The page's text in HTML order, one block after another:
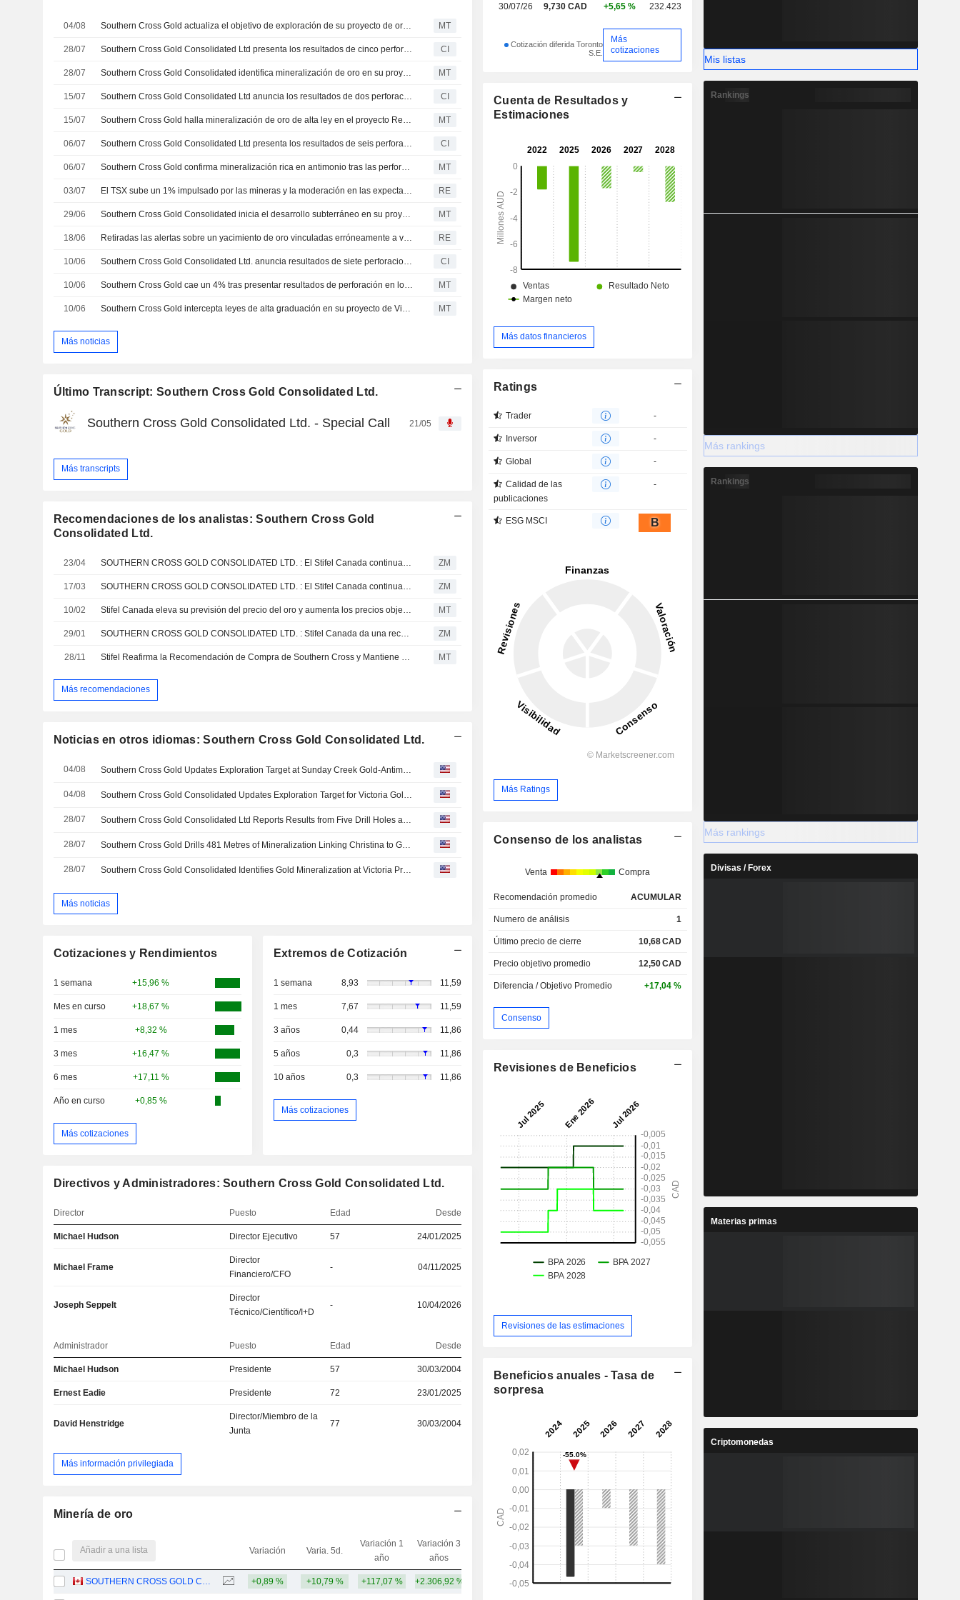
04/08 Southern Cross Gold actualiza el objetivo de exploración de su proyecto de oro y antimonio en Victoria MT
28/07 Southern Cross Gold Consolidated Ltd presenta los resultados de cinco perforaciones en el proyecto de oro y antimonio de Sunday Creek CI
28/07 Southern Cross Gold Consolidated identifica mineralización de oro en su proyecto de Victoria MT
15/07 Southern Cross Gold Consolidated Ltd anuncia los resultados de dos perforaciones en su proyecto Redcastle en Victoria CI
15/07 Southern Cross Gold halla mineralización de oro de alta ley en el proyecto Redcastle en Victoria MT
06/07 Southern Cross Gold Consolidated Ltd presenta los resultados de seis perforaciones en la zona superior del prospecto Golden Dyke, en el proyecto de oro y antimonio Sunday Creek CI
06/07 Southern Cross Gold confirma mineralización rica en antimonio tras las perforaciones en Victoria MT
03/07 El TSX sube un 1% impulsado por las mineras y la moderación en las expectativas de tipos en EE. UU. RE
29/06 Southern Cross Gold Consolidated inicia el desarrollo subterráneo en su proyecto de Victoria MT
18/06 Retiradas las alertas sobre un yacimiento de oro vinculadas erróneamente a varias compañías RE
10/06 Southern Cross Gold Consolidated Ltd. anuncia resultados de siete perforaciones en los prospectos Apollo y Apollo East de su proyecto de oro y antimonio Sunday Creek en Victoria CI
10/06 Southern Cross Gold cae un 4% tras presentar resultados de perforación en los prospectos Apollo y Apollo East MT
10/06 Southern Cross Gold intercepta leyes de alta graduación en su proyecto de Victoria MT
Más noticias
Último Transcript: Southern Cross Gold Consolidated Ltd.
Southern Cross Gold Consolidated Ltd. - Special Call 21/05
Más transcripts
Recomendaciones de los analistas: Southern Cross Gold
Consolidated Ltd.
23/04 ZM
17/03 ZM
10/02 MT
29/01 ZM
28/11 MT
Más recomendaciones
Noticias en otros idiomas: Southern Cross Gold Consolidated Ltd.
04/08 Southern Cross Gold Updates Exploration Target at Sunday Creek Gold-Antimony Project, Victoria, Australia
04/08 Southern Cross Gold Consolidated Updates Exploration Target for Victoria Gold-Antimony Project
28/07 Southern Cross Gold Consolidated Ltd Reports Results from Five Drill Holes at Sunday Creek Gold-Antimony Project
28/07 Southern Cross Gold Drills 481 Metres of Mineralization Linking Christina to Golden Dyke in Westernmost Hole Including 0.8 Metres @ 141.0 g/t Gold
28/07 Southern Cross Gold Consolidated Identifies Gold Mineralization at Victoria Project
Más noticias
Cotizaciones y Rendimientos
1 semana +15,96 %
Mes en curso +18,67 %
1 mes +8,32 %
3 mes +16,47 %
6 mes +17,11 %
Año en curso +0,85 %
Más cotizaciones
Extremos de Cotización
1 semana 8,93 11,59
1 mes 7,67 11,59
3 años 0,44 11,86
5 años 0,3 11,86
10 años 0,3 11,86
Más cotizaciones
Directivos y Administradores: Southern Cross Gold Consolidated Ltd.
Director Puesto Edad Desde
Michael Hudson Director Ejecutivo 57 24/01/2025
Michael Frame
Director
Financiero/CFO
- 04/11/2025
Joseph Seppelt
Director
Técnico/Científico/I+D
- 10/04/2026
Administrador Puesto Edad Desde
Michael Hudson Presidente 57 30/03/2004
Ernest Eadie Presidente 72 23/01/2025
David Henstridge
Director/Miembro de la
Junta
77 30/03/2004
Más información privilegiada
Minería de oro
Añadir a una lista Variación Varia. 5d.
Variación 1
año
Variación 3
años
Capi.($)
+0,89 % +10,79 % +117,07 % +2.306,92 % 2052,29 M
30/07/26 9,730 CAD +5,65 % 232.423
Cotización diferida Toronto
S.E.
Más
cotizaciones
Cuenta de Resultados y
Estimaciones
Más datos financieros
Ratings
Trader -
Inversor -
Global -
Calidad de las
publicaciones
-
ESG MSCI B
Más Ratings
Consenso de los analistas
Venta Compra
Recomendación promedio ACUMULAR
Numero de análisis 1
Último precio de cierre 10,68CAD
Precio objetivo promedio 12,50CAD
Diferencia / Objetivo Promedio +17,04 %
Consenso
Revisiones de Beneficios
Revisiones de las estimaciones
Beneficios anuales - Tasa de
sorpresa
Mis listas
Rankings
Más rankings
Rankings
Más rankings
Divisas / Forex
Materias primas
Criptomonedas